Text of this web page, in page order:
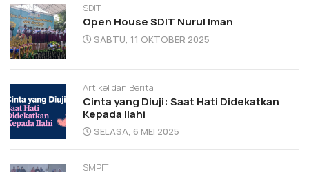
SDIT
Open House SDIT Nurul Iman
SABTU, 11 OKTOBER 2025
Artikel dan Berita
Cinta yang Diuji: Saat Hati Didekatkan
Kepada Ilahi
SELASA, 6 MEI 2025
SMPIT